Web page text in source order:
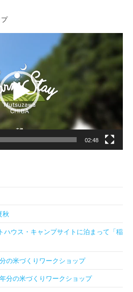
02:48
秋
ハウス・キャンプサイトに泊まって「稲
の米づくりワークショップ
分の米づくりワークショップ